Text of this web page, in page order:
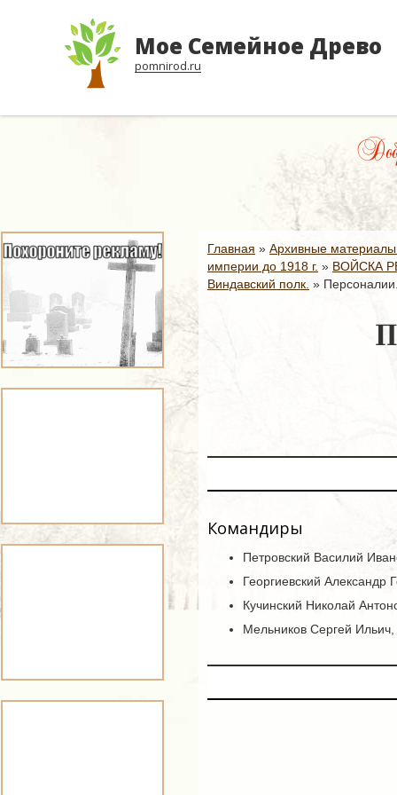
Мое Семейное Древо
pomnirod.ru
Главная » Архивные
империи до 1918 г. » ВОЙСКА
Виндавский полк. »
Командиры
Петровский Василий
Георгиевский
Кучинский Николай
Мельников Сергей